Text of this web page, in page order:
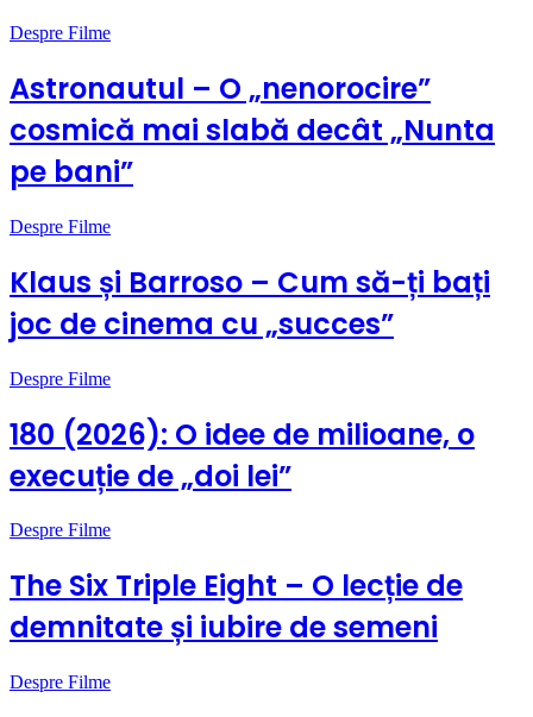
Despre Filme
Astronautul – O „nenorocire”
cosmică mai slabă decât „Nunta
pe bani”
Despre Filme
Klaus și Barroso – Cum să-ți bați
joc de cinema cu „succes”
Despre Filme
180 (2026): O idee de milioane, o
execuție de „doi lei”
Despre Filme
The Six Triple Eight – O lecție de
demnitate și iubire de semeni
Despre Filme